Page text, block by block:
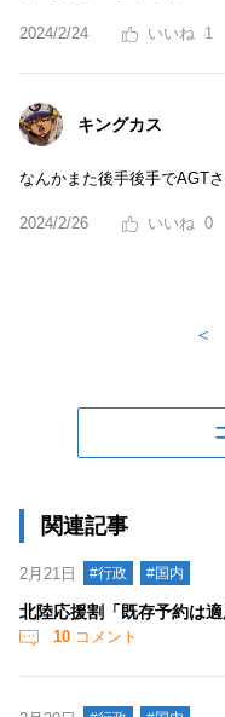
2024/2/24 1
キングカス
なんかまた後手後手でAGT
2024/2/26 0
＜
関連記事
2月21日 #行政 #国内
北陸応援割「既存予約は
10 コメント